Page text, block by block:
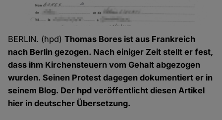
BERLIN. (hpd)Thomas Bores ist aus Frankreich
nach Berlin gezogen. Nach einiger Zeit stellt er fest,
dass ihm Kirchensteuern vom Gehalt abgezogen
wurden. Seinen Protest dagegen dokumentiert er in
seinem Blog. Der hpd veröffentlicht diesen Artikel
hier in deutscher Übersetzung.